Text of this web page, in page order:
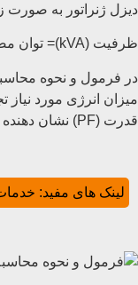
دیزل ژنراتور به صورت
ظرفیت (kVA)= توان مصرفی (kW)/ ضریب قدرت
در فرمول و نحوه
میزان انرژی مورد
قدرت (PF) نشان ‌دهنده نسبت توان واقعی به توان ظاهری است.
لینک های مفید: